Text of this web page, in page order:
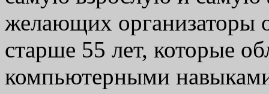
желающих организаторы
старше 55 лет, которые
компьютерными